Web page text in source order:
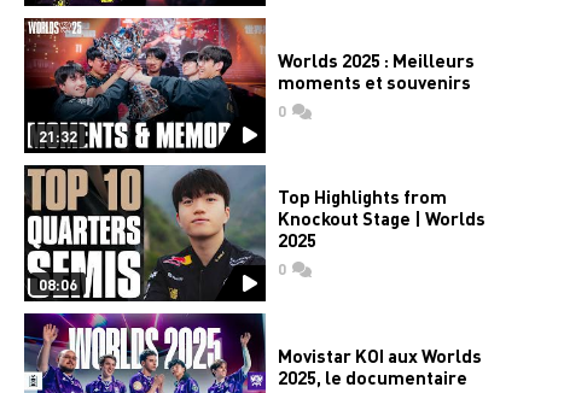
21:32
Worlds 2025 : Meilleurs
moments et souvenirs
0commentaires
08:06
Top Highlights from
Knockout Stage | Worlds
2025
0commentaires
Movistar KOI aux Worlds
2025, le documentaire